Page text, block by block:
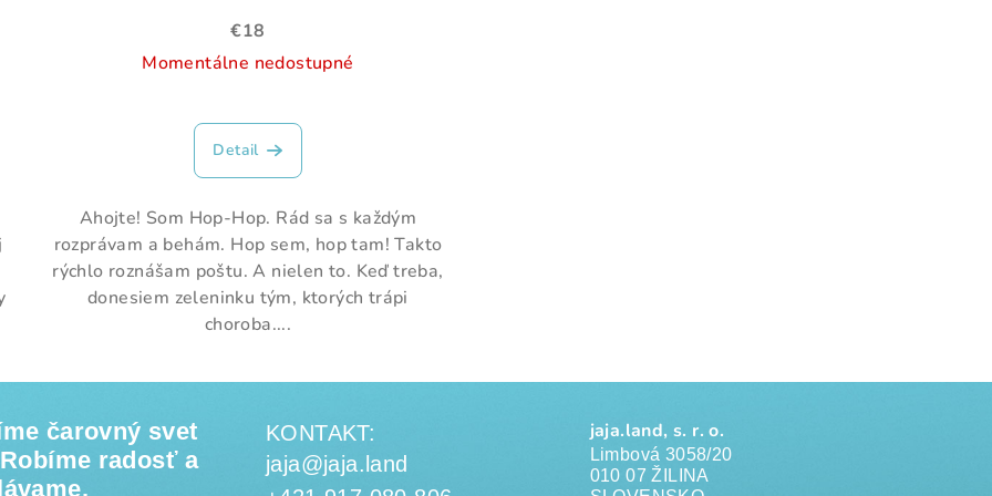
€18
Momentálne nedostupné
Detail
Ahojte! Som Hop-Hop. Rád sa s každým
rozprávam a behám. Hop sem, hop tam! Takto
rýchlo roznášam poštu. A nielen to. Keď treba,
donesiem zeleninku tým, ktorých trápi
choroba....
čarovný svet
radosť a
KONTAKT:
jaja@jaja.land
jaja.land, s. r. o.
Limbová 3058/20
010 07 ŽILINA